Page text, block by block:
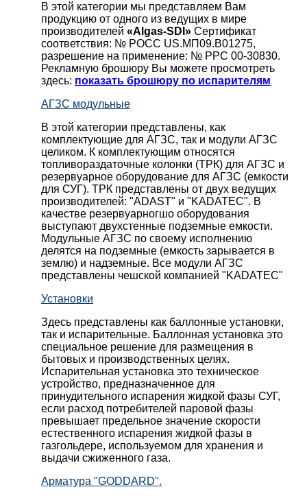
В этой категории мы представляем Вам
продукцию от одного из ведущих в мире
производителей «Algas-SDI» Сертификат
соответствия: № РОСС US.МП09.В01275,
разрешение на применение: № РРС 00-30830.
Рекламную брошюру Вы можете просмотреть
здесь: показать брошюру по испарителям
АГЗС модульные
В этой категории представлены, как
комплектующие для АГЗС, так и модули АГЗС
целиком. К комплектующим относятся
топливораздаточные колонки (ТРК) для АГЗС и
резервуарное оборудование для АГЗС (емкости
для СУГ). ТРК представлены от двух ведущих
производителей: "ADAST" и "KADATEC". В
качестве резервуарногшо оборудования
выступают двухстенные подземные емкости.
Модульные АГЗС по своему исполнению
делятся на подземные (емкость зарывается в
землю) и надземные. Все модули АГЗС
представлены чешской компанией "KADATEC"
Установки
Здесь представлены как баллонные установки,
так и испарительные. Баллонная установка это
специальное решение для размещения в
бытовых и производственных целях.
Испарительная установка это техническое
устройство, предназначенное для
принудительного испарения жидкой фазы СУГ,
если расход потребителей паровой фазы
превышает предельное значение скорости
естественного испарения жидкой фазы в
газгольдере, используемом для хранения и
выдачи сжиженного газа.
Арматура "GODDARD".